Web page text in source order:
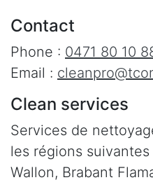
Contact
Phone : 0471 80 10
Email :
Clean services
Services de
les régions
Wallon, Brabant